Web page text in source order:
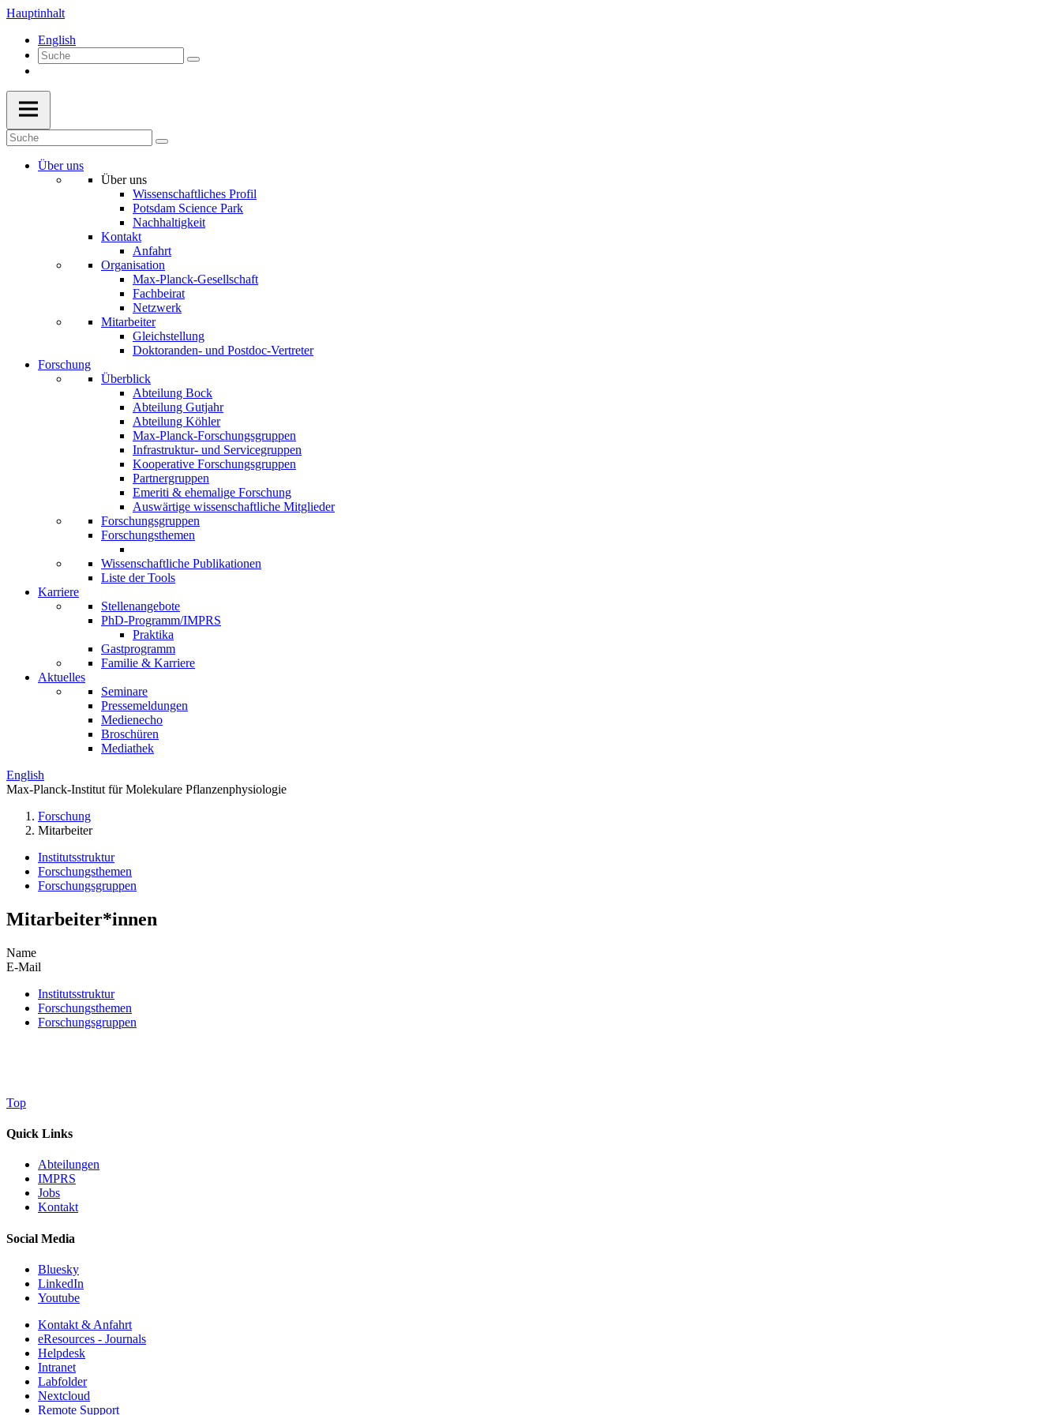
Hauptinhalt
English
Über uns
Über uns
Wissenschaftliches Profil
Potsdam Science Park
Nachhaltigkeit
Kontakt
Anfahrt
Organisation
Max-Planck-Gesellschaft
Fachbeirat
Netzwerk
Mitarbeiter
Gleichstellung
Doktoranden- und Postdoc-Vertreter
Forschung
Überblick
Abteilung Bock
Abteilung Gutjahr
Abteilung Köhler
Max-Planck-Forschungsgruppen
Infrastruktur- und Servicegruppen
Kooperative Forschungsgruppen
Partnergruppen
Emeriti & ehemalige Forschung
Auswärtige wissenschaftliche Mitglieder
Forschungsgruppen
Forschungsthemen
Wissenschaftliche Publikationen
Liste der Tools
Karriere
Stellenangebote
PhD-Programm/IMPRS
Praktika
Gastprogramm
Familie & Karriere
Aktuelles
Seminare
Pressemeldungen
Medienecho
Broschüren
Mediathek
English
Max-Planck-Institut für Molekulare Pflanzenphysiologie
Forschung
Mitarbeiter
Institutsstruktur
Forschungsthemen
Forschungsgruppen
Mitarbeiter*innen
Name
E-Mail
Institutsstruktur
Forschungsthemen
Forschungsgruppen
Top
Quick Links
Abteilungen
IMPRS
Jobs
Kontakt
Social Media
Bluesky
LinkedIn
Youtube
Kontakt & Anfahrt
eResources - Journals
Helpdesk
Intranet
Labfolder
Nextcloud
Remote Support